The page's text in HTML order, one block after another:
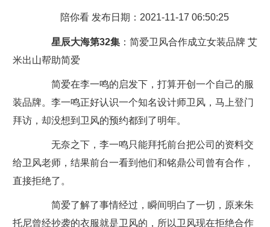
陪你看 发布日期：2021-11-17 06:50:25
星辰大海第32集：简爱卫风合作成立女装品牌 艾
米出山帮助简爱
简爱在李一鸣的启发下，打算开创一个自己的服
装品牌。李一鸣正好认识一个知名设计师卫风，马上登门
拜访，却没想到卫风的预约都到了明年。
无奈之下，李一鸣只能拜托前台把公司的资料交
给卫风老师，结果前台一看到他们和铭鼎公司曾有合作，
直接拒绝了。
简爱了解了事情经过，瞬间明白了一切，原来朱
托尼曾经抄袭的衣服就是卫风的，所以卫风现在拒绝合作